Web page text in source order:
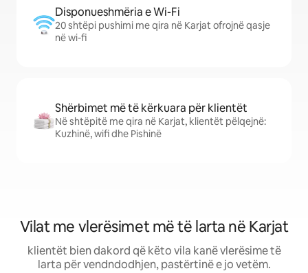
Disponueshmëria e Wi-Fi
20 shtëpi pushimi me qira në Karjat ofrojnë qasje
në wi-fi
Shërbimet më të kërkuara për klientët
Në shtëpitë me qira në Karjat, klientët pëlqejnë:
Kuzhinë, wifi dhe Pishinë
Vilat me vlerësimet më të larta në Karjat
klientët bien dakord që këto vila kanë vlerësime të
larta për vendndodhjen, pastërtinë e jo vetëm.